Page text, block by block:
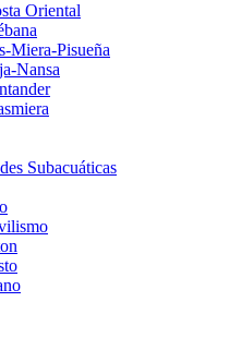
Oriental
Miera-Pisueña
Nansa
Subacuáticas